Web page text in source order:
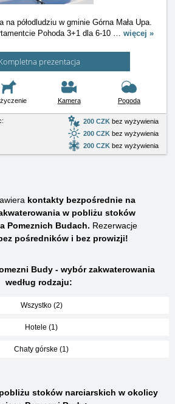
półodludziu w gminie Górna Mała Upa.
Pohoda 3+1 dla 6-10 … więcej »
prezentacja
Kamera Pogoda
200 CZK bez wyżywienia
200 CZK bez wyżywienia
200 CZK bez wyżywienia
kontakty bezpośrednie na
w pobliżu stoków
Pomeznich Budach. Rezerwacje
pośredników i bez prowizji!
Budy - wybór zakwaterowania
według rodzaju:
Wszystko (2)
Hotele (1)
Chaty górske (1)
stoków narciarskich w okolicy